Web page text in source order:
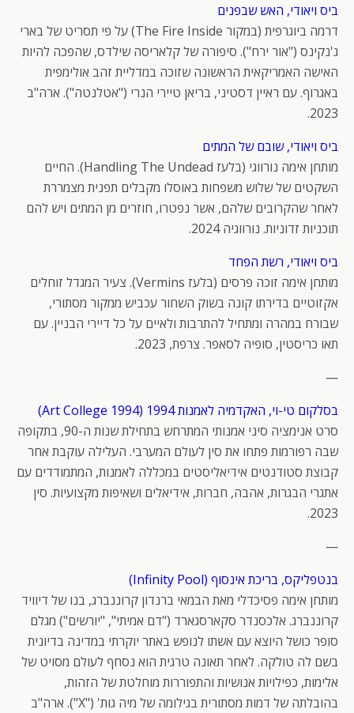
ביס ויאודי, האש שבפנים
דרמה ביוגרפית (במקור The Fire Inside) על פי תסריט של בארי
ג'נקינס ("אור ירח"). סיפורה של קלאריסה שילדס, שהפכה להיות
האישה האמריקאית הראשונה שזוכה במדליית זהב אולימפית
באגרוף. עם ראיין דסטיני, בריאן טיירי הנרי ("אטלנטה"). ארה"ב
2023.
ביס ויאודי, שובם של המתים
מותחן אימה נורווגי (בלעז Handling The Undead). החיים
השקטים של שלוש משפחות באוסלו מקבלים תפנית מצמררת
לאחר שהקרובים שלהם, אשר נפטרו, חוזרים מן המתים ויש להם
תוכניות זדוניות. נורווגיה 2024.
ביס ויאודי, רשת הפחד
מותחן אימה זוכה פרסים (בלעז Vermins). צעיר המגדל זוחלים
אקזוטיים בדירתו קונה בשוק השחור עכביש ממקור מסתורי,
שבורח במהרה ומתחיל להתרבות ולאיים על כל דיירי הבניין. עם
תאו כריסטין, סופיה לסאפר. צרפת, 2023.
—
בסלקום טי-וי, האקדמיה לאמנות 1994 (Art College 1994)
סרט אנימציה סיני אמנותי המתרחש בתחילת שנות ה-90, בתקופה
שבה רפורמות פתחו את סין לעולם המערבי. העלילה עוקבת אחר
קבוצת סטודנטים אידיאליסטים במכללה לאמנות, המתמודדים עם
אתגרי הבגרות, אהבה, חברות, אידיאלים ושאיפות מקצועיות. סין
2023.
—
בנטפליקס, בריכת אינסוף (Infinity Pool)
מותחן אימה פסיכדלי מאת הבמאי ברנדון קרוננברג, בנו של דיוויד
קרוננברג. אלכסנדר סקארסגארד ("דם אמיתי", "יורשים") מגלם
סופר כושל היוצא עם אשתו לנופש באתר יוקרתי במדינה בדיונית
בשם לה טולקה. לאחר תאונה טרגית הוא נסחף לעולם מסויט של
אלימות, כפילויות אנושיות והתפוררות מוחלטת של הזהות,
בהובלתה של דמות מסתורית בגילומה של מיה גות' ("X"). ארה"ב